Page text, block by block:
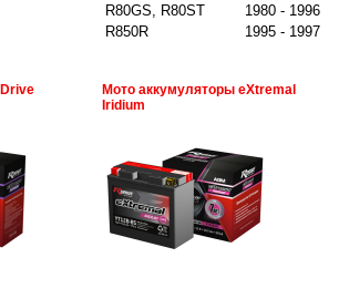
R80GS, R80ST
1980 - 1996
R850R 1995 - 1997
Мото аккумуляторы eXtremal
Iridium